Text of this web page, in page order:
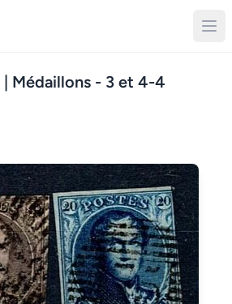
| Médaillons - 3 et 4-4